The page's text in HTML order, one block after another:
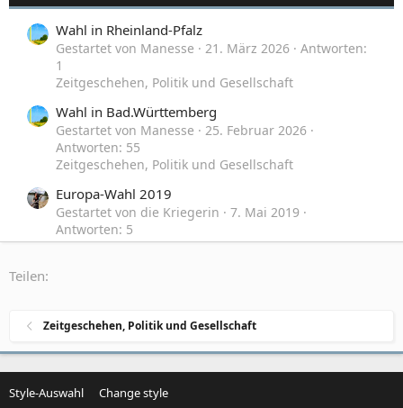
Wahl in Rheinland-Pfalz
Gestartet von Manesse 21. März 2026
Antworten:
1
Zeitgeschehen, Politik und Gesellschaft
Wahl in Bad.Württemberg
Gestartet von Manesse
25. Februar 2026
Antworten: 55
Zeitgeschehen, Politik und Gesellschaft
Europa-Wahl 2019
Gestartet von die Kriegerin
7. Mai 2019
Antworten: 5
Zeitgeschehen, Politik und Gesellschaft
Zeitgeschehen, Politik und Gesellschaft
Teilen:
Zeitgeschehen, Politik und Gesellschaft
Style-Auswahl Change style